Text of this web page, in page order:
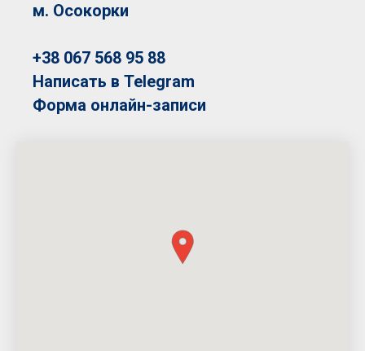
м. Осокорки
+38 067 568 95 88
Написать в Telegram
Форма онлайн-записи